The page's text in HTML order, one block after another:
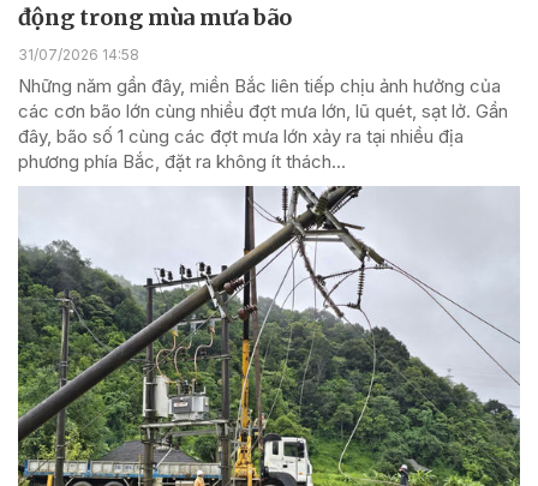
động trong mùa mưa bão
31/07/2026 14:58
Những năm gần đây, miền Bắc liên tiếp chịu ảnh hưởng của
các cơn bão lớn cùng nhiều đợt mưa lớn, lũ quét, sạt lở. Gần
đây, bão số 1 cùng các đợt mưa lớn xảy ra tại nhiều địa
phương phía Bắc, đặt ra không ít thách...